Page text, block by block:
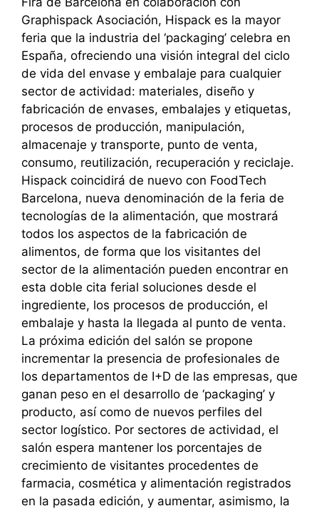
Graphispack Asociación, Hispack es la mayor
feria que la industria del ‘packaging’ celebra en
España, ofreciendo una visión integral del ciclo
de vida del envase y embalaje para cualquier
sector de actividad: materiales, diseño y
fabricación de envases, embalajes y etiquetas,
procesos de producción, manipulación,
almacenaje y transporte, punto de venta,
consumo, reutilización, recuperación y reciclaje.
Hispack coincidirá de nuevo con FoodTech
Barcelona, nueva denominación de la feria de
tecnologías de la alimentación, que mostrará
todos los aspectos de la fabricación de
alimentos, de forma que los visitantes del
sector de la alimentación pueden encontrar en
esta doble cita ferial soluciones desde el
ingrediente, los procesos de producción, el
embalaje y hasta la llegada al punto de venta.
La próxima edición del salón se propone
incrementar la presencia de profesionales de
los departamentos de I+D de las empresas, que
ganan peso en el desarrollo de ‘packaging’ y
producto, así como de nuevos perfiles del
sector logístico. Por sectores de actividad, el
salón espera mantener los porcentajes de
crecimiento de visitantes procedentes de
farmacia, cosmética y alimentación registrados
en la pasada edición, y aumentar, asimismo, la